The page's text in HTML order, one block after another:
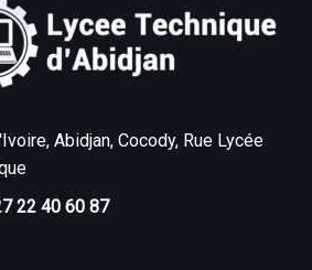
Abidjan, Cocody, Rue Lycée
22 40 60 87